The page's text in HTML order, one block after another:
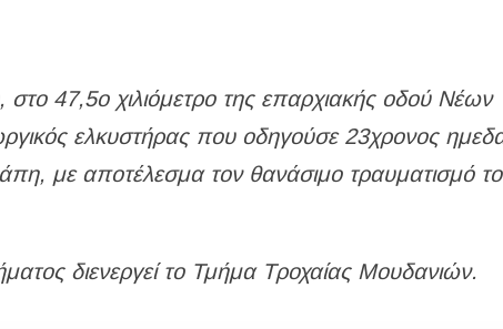
47,5ο χιλιόμετρο της επαρχιακής οδού Νέων
ελκυστήρας που οδηγούσε 23χρονος
με αποτέλεσμα τον θανάσιμο τραυματισμό
διενεργεί το Τμήμα Τροχαίας Μουδανιών.